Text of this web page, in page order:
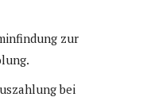
zur
bei